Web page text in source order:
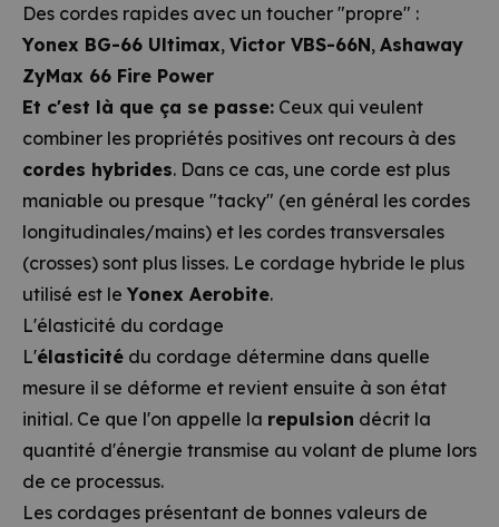
Des cordes rapides avec un toucher "propre" :
Yonex BG-66 Ultimax, Victor VBS-66N, Ashaway
ZyMax 66 Fire Power
Et c'est là que ça se passe: Ceux qui veulent
combiner les propriétés positives ont recours à des
cordes hybrides. Dans ce cas, une corde est plus
maniable ou presque "tacky" (en général les cordes
longitudinales/mains) et les cordes transversales
(crosses) sont plus lisses. Le cordage hybride le plus
utilisé est le Yonex Aerobite.
L'élasticité du cordage
L'élasticité du cordage détermine dans quelle
mesure il se déforme et revient ensuite à son état
initial. Ce que l'on appelle la repulsion décrit la
quantité d'énergie transmise au volant de plume lors
de ce processus.
Les cordages présentant de bonnes valeurs de